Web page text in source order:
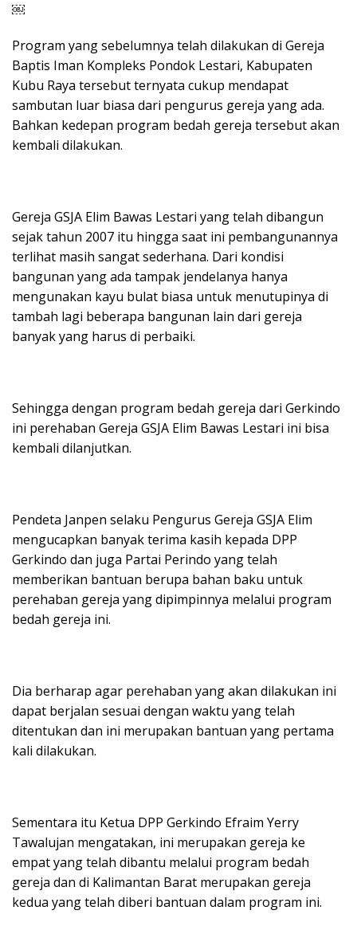
￼
Program yang sebelumnya telah dilakukan di Gereja
Baptis Iman Kompleks Pondok Lestari, Kabupaten
Kubu Raya tersebut ternyata cukup mendapat
sambutan luar biasa dari pengurus gereja yang ada.
Bahkan kedepan program bedah gereja tersebut akan
kembali dilakukan.
Gereja GSJA Elim Bawas Lestari yang telah dibangun
sejak tahun 2007 itu hingga saat ini pembangunannya
terlihat masih sangat sederhana. Dari kondisi
bangunan yang ada tampak jendelanya hanya
mengunakan kayu bulat biasa untuk menutupinya di
tambah lagi beberapa bangunan lain dari gereja
banyak yang harus di perbaiki.
Sehingga dengan program bedah gereja dari Gerkindo
ini perehaban Gereja GSJA Elim Bawas Lestari ini bisa
kembali dilanjutkan.
Pendeta Janpen selaku Pengurus Gereja GSJA Elim
mengucapkan banyak terima kasih kepada DPP
Gerkindo dan juga Partai Perindo yang telah
memberikan bantuan berupa bahan baku untuk
perehaban gereja yang dipimpinnya melalui program
bedah gereja ini.
Dia berharap agar perehaban yang akan dilakukan ini
dapat berjalan sesuai dengan waktu yang telah
ditentukan dan ini merupakan bantuan yang pertama
kali dilakukan.
Sementara itu Ketua DPP Gerkindo Efraim Yerry
Tawalujan mengatakan, ini merupakan gereja ke
empat yang telah dibantu melalui program bedah
gereja dan di Kalimantan Barat merupakan gereja
kedua yang telah diberi bantuan dalam program ini.